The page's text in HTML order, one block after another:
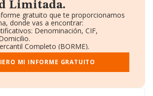
Limitada.
gratuito que te proporcionamos
donde vas a encontrar:
Denominación, CIF,
Completo (BORME).
Evolución Ventas y Empleados.
Administración y Administradores.
Ejecutivos.
MI INFORME GRATUITO